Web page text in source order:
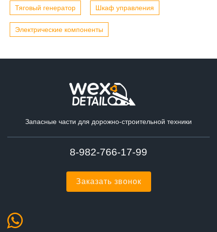
Тяговый генератор Шкаф управления
Электрические компоненты
Запасные части для дорожно-строительной техники
8-982-766-17-99
Заказать звонок